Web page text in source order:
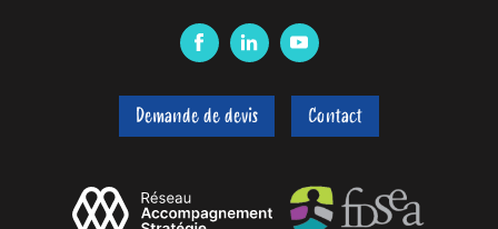
F
c
e
o
L
n
k
I
Y
u
t
b
e
Demande de devis Contact